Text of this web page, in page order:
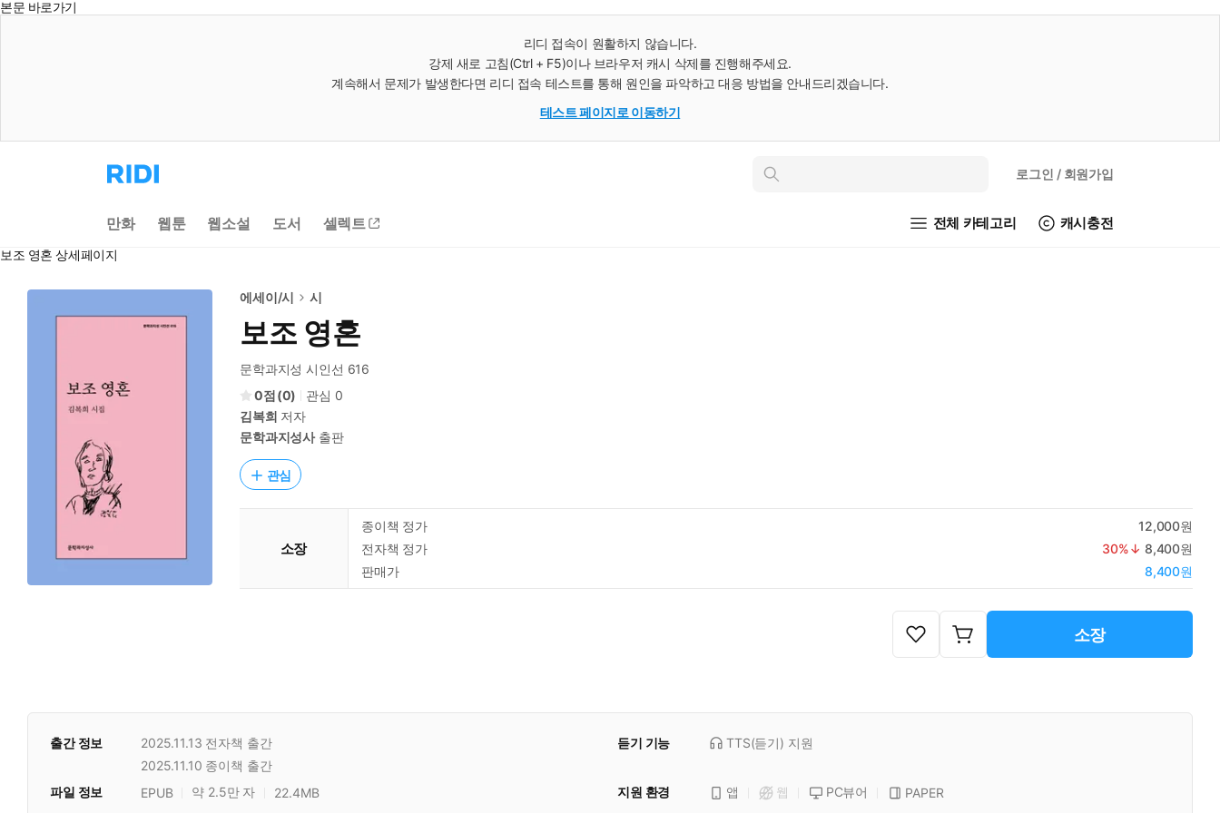
본문 바로가기
리디 접속이 원활하지 않습니다.
강제 새로 고침(Ctrl + F5)이나 브라우저 캐시 삭제를 진행해주세요.
계속해서 문제가 발생한다면 리디 접속 테스트를 통해 원인을 파악하고 대응 방법을 안내드리겠습니다.
테스트 페이지로 이동하기
리
디
으
로
동
인
로그인 / 회원가입
만화 웹툰 웹소설 도서 셀렉트 전체 카테고리 캐시충전
보조 영혼 상세페이지
에세이/시 시
보조 영혼
문학과지성 시인선 616
0
(0) 관심 0
김복희 저자
문학과지성사출판
관심
소장
종이책 정가
12,000원
전자책 정가
30%↓ 8,400원
판매가
8,400원
소장
출간 정보 2025.11.13 전자책 출간
2025.11.10 종이책 출간
듣기 기능 TTS(듣기) 지원
파일 정보 EPUB 약 2.5만 자 22.4MB 지원 환경 앱 웹 PC뷰어
PAPER